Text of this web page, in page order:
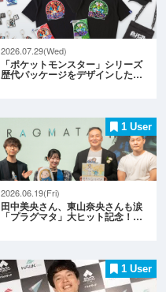
2026.07.29(Wed)
「ポケットモンスター」シリーズ
歴代パッケージをデザインした…
1 User
2026.06.19(Fri)
田中美央さん、東山奈央さんも涙
「プラグマタ」大ヒット記念！…
1 User